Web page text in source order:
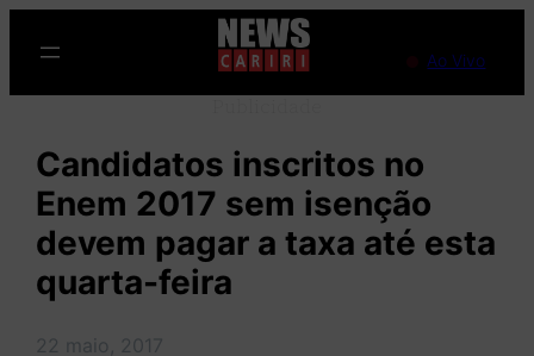
para
o
Ao Vivo
Candidatos inscritos no
Enem 2017 sem isenção
devem pagar a taxa até esta
quarta-feira
22 maio, 2017